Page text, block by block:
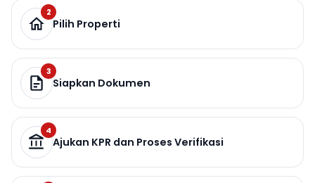
2
Pilih Properti
3
Siapkan Dokumen
4
Ajukan KPR dan Proses Verifikasi